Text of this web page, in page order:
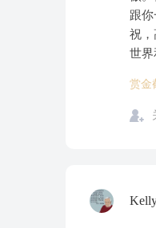
跟你
祝，
世界
赏金